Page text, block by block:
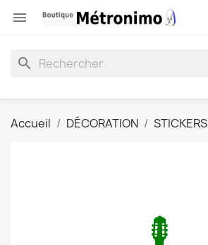

search
Accueil DÉCORATION STICKERS